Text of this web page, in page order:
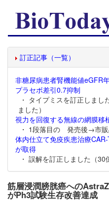
訂正記事（一覧）
非糖尿病患者腎機能値eGFR
プラセボ差引0.7抑制
・ タイプミスを訂正しま
ました）
視力を回復する無線の網膜移
・ 1段落目の 発売後→市
体内仕立て免疫疾患治療
が取得
・ 誤解を訂正しました（
筋層浸潤膀胱癌への
がPh3試験生存改善達成